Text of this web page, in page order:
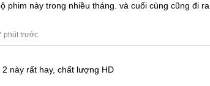
phim này trong nhiều tháng. và cuối cùng cũng đi ra
phút trước
2 này rất hay, chất lượng HD